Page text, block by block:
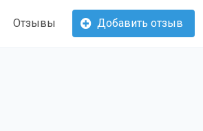
Отзывы Добавить отзыв